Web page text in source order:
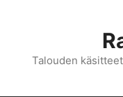
Talouden